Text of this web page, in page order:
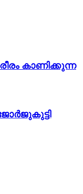
കാണിക്കുന്ന